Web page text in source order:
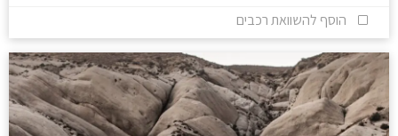
הוסף להשוואת רכבים